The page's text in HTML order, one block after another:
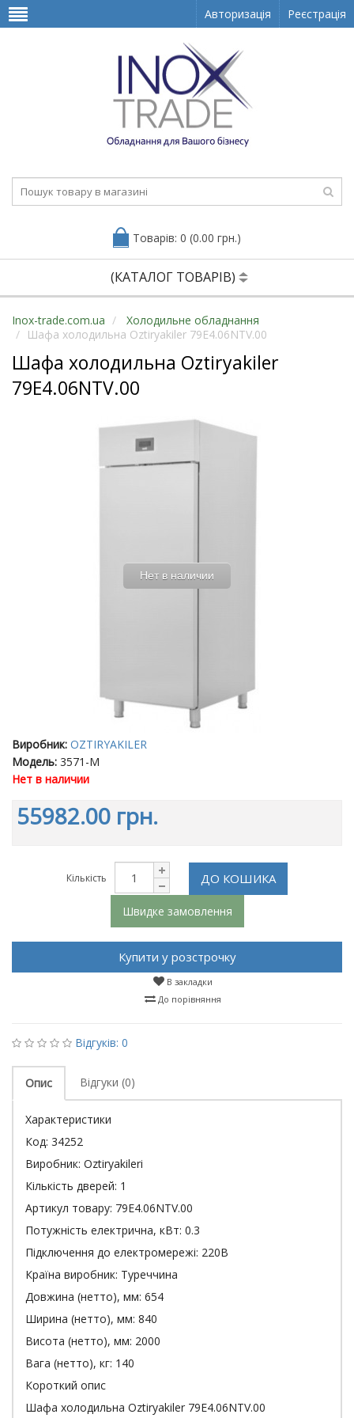
Авторизація Реєстрація
Товарів: 0 (0.00 грн.)
(КАТАЛОГ ТОВАРІВ)
Inox-trade.com.ua
Холодильне обладнання
Шафа холодильна Oztiryakiler 79E4.06NTV.00
Шафа холодильна Oztiryakiler
79E4.06NTV.00
Нет в наличии
Виробник: OZTIRYAKILER
Модель: 3571-M
Нет в наличии
55982.00 грн.
Кількість ДО КОШИКА
Швидке замовлення
Купити у розстрочку
В закладки
До порівняння
Відгуків: 0
Опис Відгуки (0)
Характеристики
Код: 34252
Виробник: Oztiryakileri
Кількість дверей: 1
Артикул товару: 79E4.06NTV.00
Потужність електрична, кВт: 0.3
Підключення до електромережі: 220В
Країна виробник: Туреччина
Довжина (нетто), мм: 654
Ширина (нетто), мм: 840
Висота (нетто), мм: 2000
Вага (нетто), кг: 140
Короткий опис
Шафа холодильна Oztiryakiler 79E4.06NTV.00